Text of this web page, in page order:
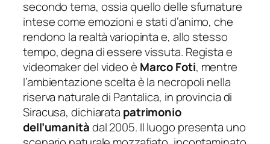
secondo tema, ossia quello delle sfumature
intese come emozioni e stati d’animo, che
rendono la realtà variopinta e, allo stesso
tempo, degna di essere vissuta. Regista e
videomaker del video è Marco Foti, mentre
l’ambientazione scelta è la necropoli nella
riserva naturale di Pantalica, in provincia di
Siracusa, dichiarata patrimonio
dell’umanitàdal 2005. Il luogo presenta uno